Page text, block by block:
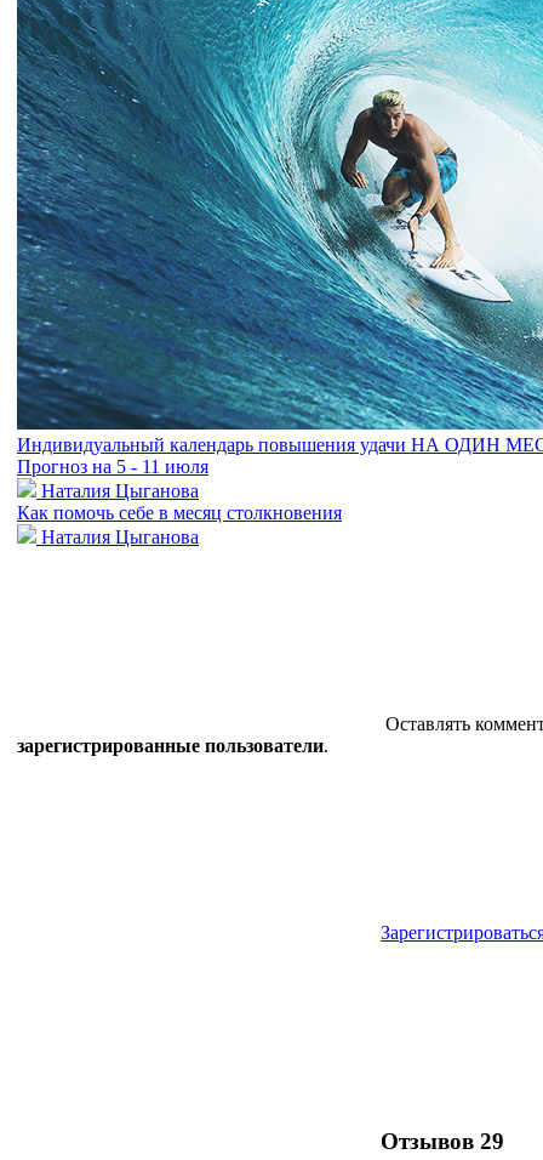
Индивидуальный календарь повышения удачи НА ОДИН
Прогноз на 5 - 11 июля
Наталия Цыганова
Как помочь себе в месяц столкновения
Наталия Цыганова
Оставлять
зарегистрированные пользователи.
Отзывов 29